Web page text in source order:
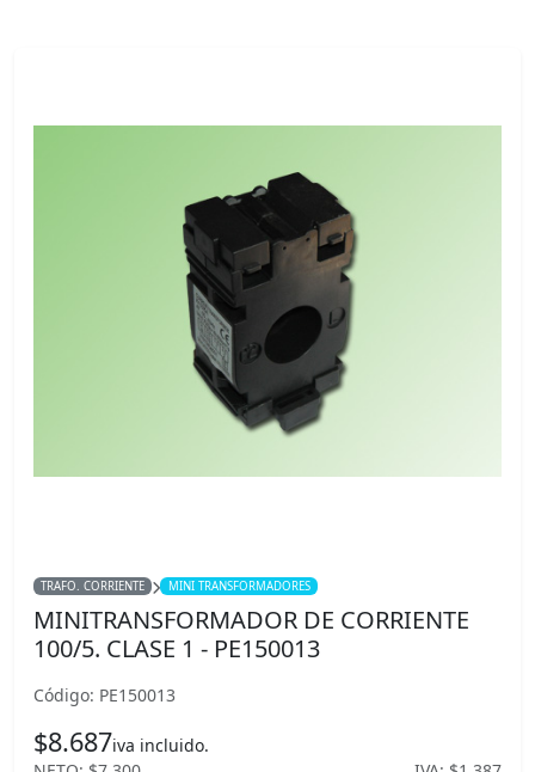
TRAFO. CORRIENTE MINI TRANSFORMADORES
MINITRANSFORMADOR DE CORRIENTE
100/5. CLASE 1 - PE150013
Código: PE150013
$8.687iva incluido.